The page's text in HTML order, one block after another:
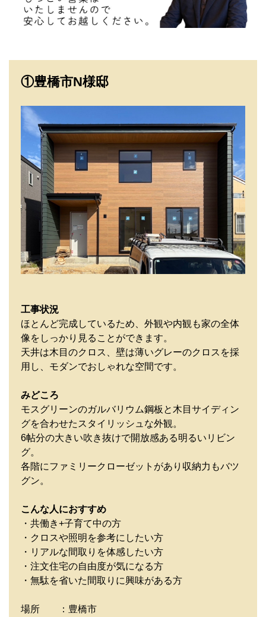
①豊橋市N様邸
工事状況
ほとんど完成しているため、外観や内観も家の全体
像をしっかり見ることができます。
天井は木目のクロス、壁は薄いグレーのクロスを採
用し、モダンでおしゃれな空間です。
みどころ
モスグリーンのガルバリウム鋼板と木目サイディン
グを合わせたスタイリッシュな外観。
6帖分の大きい吹き抜けで開放感ある明るいリビン
グ。
各階にファミリークローゼットがあり収納力もバツ
グン。
こんな人におすすめ
・共働き+子育て中の方
・クロスや照明を参考にしたい方
・リアルな間取りを体感したい方
・注文住宅の自由度が気になる方
・無駄を省いた間取りに興味がある方
場所 ：豊橋市